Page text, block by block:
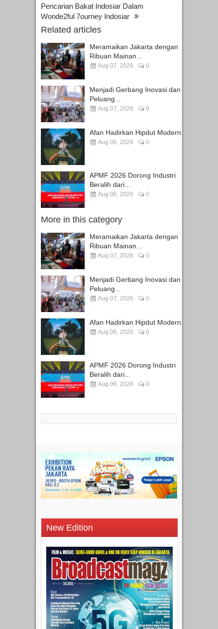
Pencarian Bakat Indosiar Dalam
Wonde2ful 7ourney Indosiar
Related articles
Meramaikan Jakarta dengan
Ribuan Mainan...
Aug 07, 2026 0
Menjadi Gerbang Inovasi dan
Peluang...
Aug 07, 2026 0
Afan Hadirkan Hipdut Modern...
Aug 06, 2026 0
APMF 2026 Dorong Industri
Beralih dari...
Aug 06, 2026 0
More in this category
Meramaikan Jakarta dengan
Ribuan Mainan...
Aug 07, 2026 0
Menjadi Gerbang Inovasi dan
Peluang...
Aug 07, 2026 0
Afan Hadirkan Hipdut Modern...
Aug 06, 2026 0
APMF 2026 Dorong Industri
Beralih dari...
Aug 06, 2026 0
New Edition